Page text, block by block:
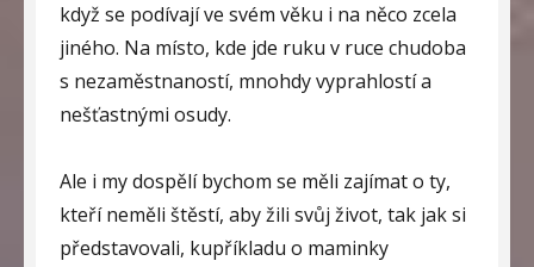
když se podívají ve svém věku i na něco zcela
jiného. Na místo, kde jde ruku v ruce chudoba
s nezaměstnaností, mnohdy vyprahlostí a
nešťastnými osudy.
Ale i my dospělí bychom se měli zajímat o ty,
kteří neměli štěstí, aby žili svůj život, tak jak si
představovali, kupříkladu o maminky